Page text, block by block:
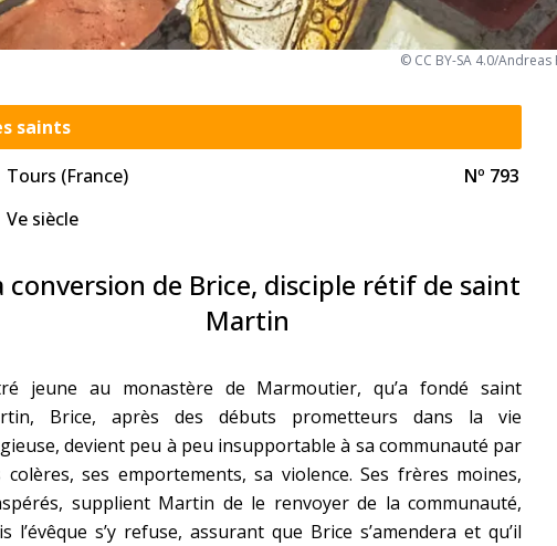
Marie de Nazareth
© CC BY-SA 4.0/
saints
Tours (France)
Nº 793
Ve siècle
conversion de Brice, disciple rétif de saint
Martin
jeune au monastère de Marmoutier, qu’a fondé saint
Brice, après des débuts prometteurs dans la vie
devient peu à peu insupportable à sa communauté par
colères, ses emportements, sa violence. Ses frères moines,
supplient Martin de le renvoyer de la communauté,
l’évêque s’y refuse, assurant que Brice s’amendera et qu’il